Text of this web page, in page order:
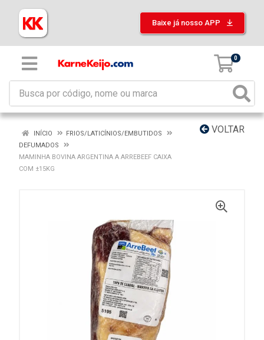
Baixe já nosso APP
0
VOLTAR
INÍCIO
FRIOS/LATICÍNIOS/EMBUTIDOS
DEFUMADOS
MAMINHA BOVINA ARGENTINA A ARREBEEF CAIXA
COM ±15KG